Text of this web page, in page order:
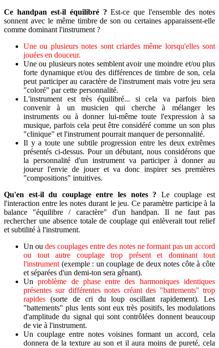
Ce handpan est-il équilibré ? Est-ce que l'ensemble des notes
sonnent avec le même timbre de son ou certaines apparaissent-elle
comme dominant l'instrument ?
Une ou plusieurs notes sont criardes même lorsqu'elles sont
jouées en douceur.
Une ou plusieurs notes semblent avoir une moindre et/ou plus
forte dynamique et/ou des différences de timbre de son, cela
peut participer au caractère de l'instrument mais votre jeu sera
"coloré" par cette personnalité.
L'instrument est très équilibré... si cela va parfois bien
convenir à un musicien qui cherche à mélanger les
instruments ou à donner lui-même toute l'expression à sa
musique, parfois cela peut être considéré comme un son plus
"clinique" et l'instrument pourrait manquer de personnalité.
Il y a toute une subtile progression entre les deux extrêmes
présentés ci-dessus. Pour un débutant, nous considérons que
la personnalité d'un instrument va participer à donner au
joueur l'envie de jouer et va donc inspirer ses premières
"compositions" intuitives.
Qu'en est-il du couplage entre les notes ? Le couplage est
l'interaction entre les notes durant le jeu. Ce paramètre participe à la
balance "équilibre / caractère" d'un handpan. Il ne faut pas
rechercher une absence totale de couplage qui enlèverait tout relief
et subtilité à l'instrument.
Un ou des couplages entre des notes ne formant pas un accord
ou tout autre couplage trop présent et dominant tout
l'instrument (exemple : un couplage de deux notes côte à côte
et séparées d'un demi-ton sera gênant).
Unproblème de phase entre des harmoniques identiques
présentes sur différentes notes créant des "battements" trop
rapides (sorte de cri du loup oscillant rapidement). Les
"battements" plus lents sont eux très positifs, les modulations
d'amplitude du signal qui sont contrôlées donnent beaucoup
de vie à l'instrument.
Un couplage entre notes voisines formant un accord, cela
donnera de la texture au son et il aura moins de pureté, cela